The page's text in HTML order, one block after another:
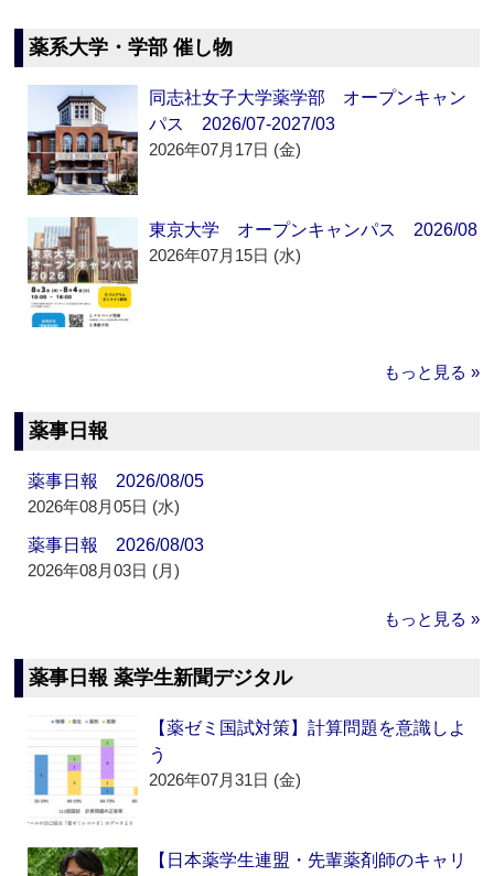
薬系大学・学部 催し物
同志社女子大学薬学部 オープンキャン
パス 2026/07-2027/03
2026年07月17日 (金)
東京大学 オープンキャンパス 2026/08
2026年07月15日 (水)
もっと見る »
薬事日報
薬事日報 2026/08/05
2026年08月05日 (水)
薬事日報 2026/08/03
2026年08月03日 (月)
もっと見る »
薬事日報 薬学生新聞デジタル
【薬ゼミ国試対策】計算問題を意識しよ
う
2026年07月31日 (金)
【日本薬学生連盟・先輩薬剤師のキャリ